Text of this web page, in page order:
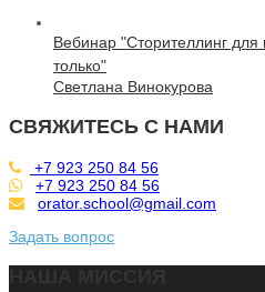
Вебинар "Сторителлинг
только"
Светлана Винокурова
СВЯЖИТЕСЬ С НАМИ
+7 923 250 84 56
+7 923 250 84 56
orator.school@gmail.com
Задать вопрос